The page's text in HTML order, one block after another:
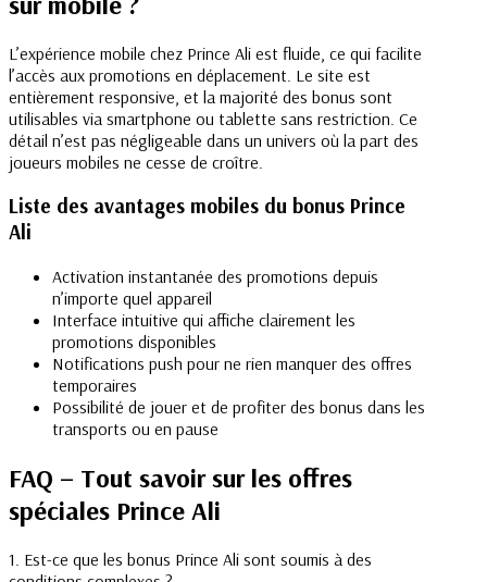
L’expérience mobile chez Prince Ali est fluide, ce qui facilite
l’accès aux promotions en déplacement. Le site est
entièrement responsive, et la majorité des bonus sont
utilisables via smartphone ou tablette sans restriction. Ce
détail n’est pas négligeable dans un univers où la part des
joueurs mobiles ne cesse de croître.
Liste des avantages mobiles du bonus Prince
Ali
Activation instantanée des promotions depuis
n’importe quel appareil
Interface intuitive qui affiche clairement les
promotions disponibles
Notifications push pour ne rien manquer des offres
temporaires
Possibilité de jouer et de profiter des bonus dans les
transports ou en pause
FAQ – Tout savoir sur les offres
spéciales Prince Ali
1. Est-ce que les bonus Prince Ali sont soumis à des